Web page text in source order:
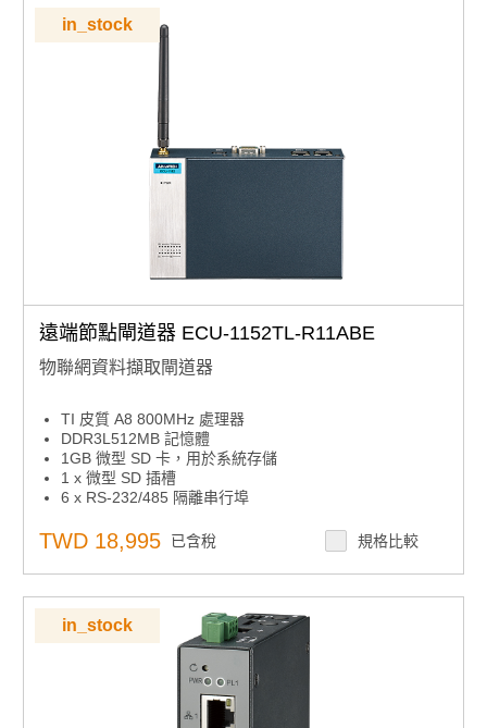
in_stock
遠端節點閘道器 ECU-1152TL-R11ABE
物聯網資料擷取閘道器
TI 皮質 A8 800MHz 處理器
DDR3L512MB 記憶體
1GB 微型 SD 卡，用於系統存儲
1 x 微型 SD 插槽
6 x RS-232/485 隔離串行埠
1 x 迷你 PCIe 上網/3G/GPRS/4G
支援網路服務，實現遠端在線監控
支援SD卡和在線韌體更新
支援Modbus，IEC-60870-101/104協定
支援SD卡上的數據記錄器
無紅色認證
工作溫度 -40~70°C
TWD 18,995 已含稅 規格比較
in_stock